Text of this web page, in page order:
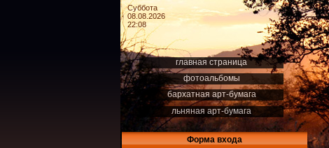
Суббота
08.08.2026
22:08
главная страница
фотоальбомы
бархатная арт-бумага
льняная арт-бумага
Форма входа